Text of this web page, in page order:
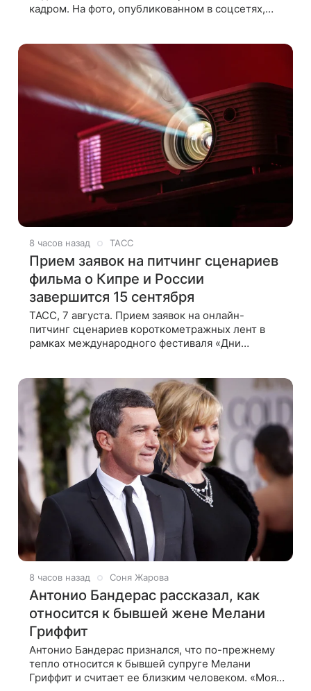
кадром. На фото, опубликованном в соцсетях,
8 часов назад ТАСС
Прием заявок на питчинг сценариев
фильма о Кипре и России
завершится 15 сентября
ТАСС, 7 августа. Прием заявок на онлайн-
питчинг сценариев короткометражных лент в
рамках международного фестиваля «Дни
8 часов назад Соня Жарова
Антонио Бандерас рассказал, как
относится к бывшей жене Мелани
Гриффит
Антонио Бандерас признался, что по-прежнему
тепло относится к бывшей супруге Мелани
Гриффит и считает ее близким человеком. «Моя